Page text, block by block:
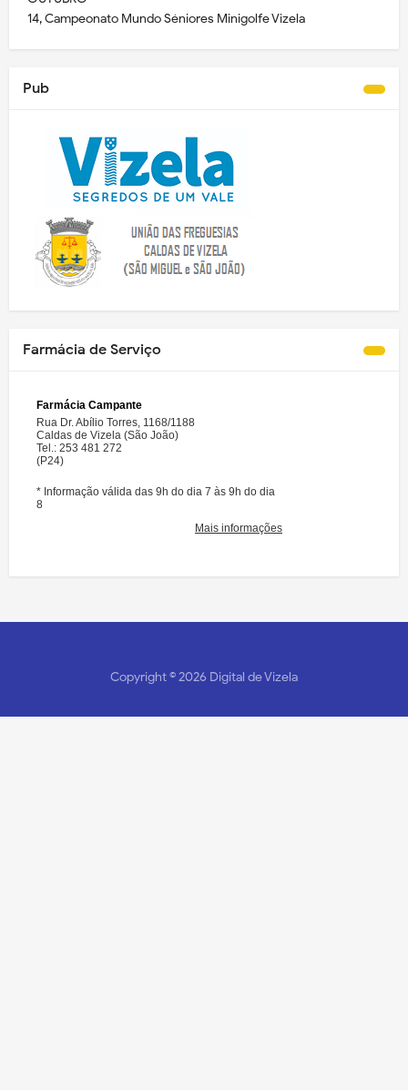
14, Campeonato Mundo Séniores Minigolfe Vizela
Pub
Farmácia de Serviço
Copyright ©2026 Digital de Vizela